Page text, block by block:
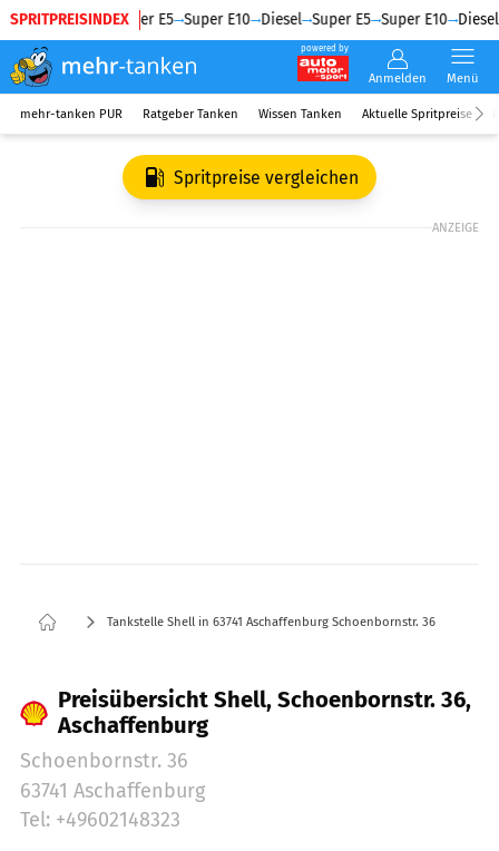
SPRITPREISINDEX
Diesel Super E5 Super E10 Diesel Super E5 Super E10 Diesel
powered by
Anmelden Menü
mehr-tanken PUR Ratgeber Tanken Wissen Tanken Aktuelle Spritpreise
Spritpreise vergleichen
ANZEIGE
Tankstelle Shell in 63741 Aschaffenburg Schoenbornstr. 36
Preisübersicht Shell, Schoenbornstr. 36,
Aschaffenburg
Schoenbornstr. 36
63741 Aschaffenburg
Tel: +49602148323